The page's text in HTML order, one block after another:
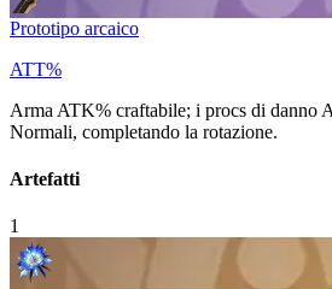
Prototipo arcaico
ATT%
Arma ATK% craftabile; i procs di danno
Normali, completando la rotazione.
Artefatti
1